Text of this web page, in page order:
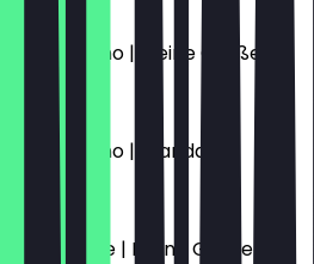
Cappuccino | Kleine Größe
€ 4,70
Cappuccino | Standard
€ 5,10
Caffè Latte | Kleine Größe